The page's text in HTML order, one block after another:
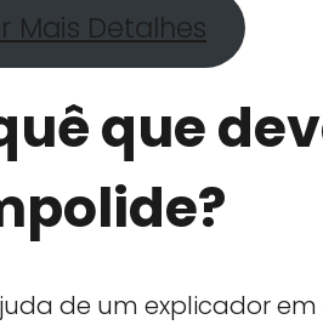
Mais Detalhes
que
de um explicador